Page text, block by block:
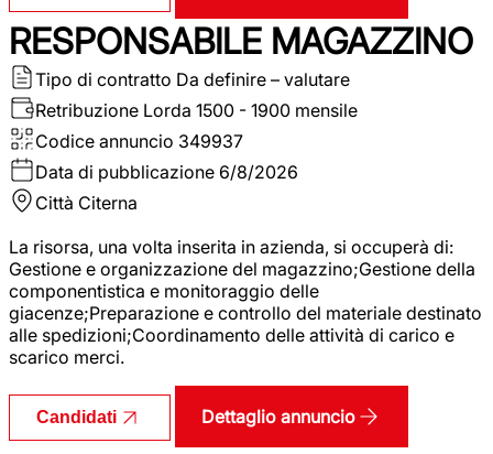
RESPONSABILE MAGAZZINO
Tipo di contratto Da definire – valutare
Retribuzione Lorda 1500 - 1900 mensile
Codice annuncio 349937
Data di pubblicazione 6/8/2026
Città Citerna
La risorsa, una volta inserita in azienda, si occuperà di:
Gestione e organizzazione del magazzino;Gestione della
componentistica e monitoraggio delle
giacenze;Preparazione e controllo del materiale destinato
alle spedizioni;Coordinamento delle attività di carico e
scarico merci.
Candidati Dettaglio annuncio